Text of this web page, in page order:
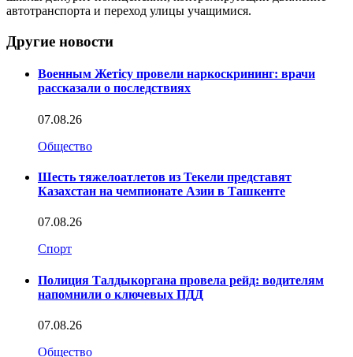
автотранспорта и переход улицы учащимися.
Другие новости
Военным Жетісу провели наркоскрининг: врачи
рассказали о последствиях
07.08.26
Общество
Шесть тяжелоатлетов из Текели представят
Казахстан на чемпионате Азии в Ташкенте
07.08.26
Спорт
Полиция Талдыкоргана провела рейд: водителям
напомнили о ключевых ПДД
07.08.26
Общество